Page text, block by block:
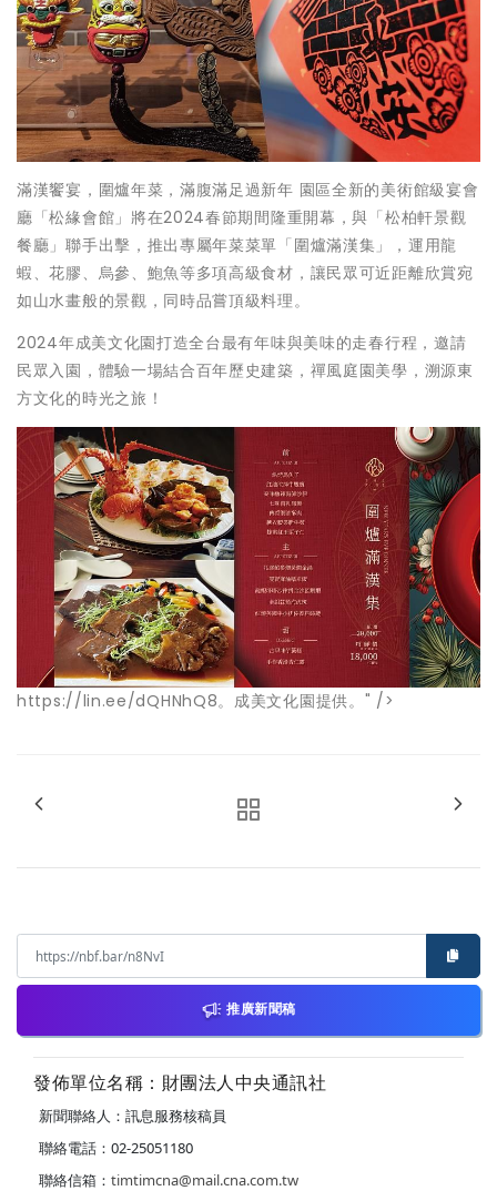
滿漢饗宴，圍爐年菜，滿腹滿足過新年 園區全新的美術館級宴會
廳「松緣會館」將在2024春節期間隆重開幕，與「松柏軒景觀
餐廳」聯手出擊，推出專屬年菜菜單「圍爐滿漢集」，運用龍
蝦、花膠、烏參、鮑魚等多項高級食材，讓民眾可近距離欣賞宛
如山水畫般的景觀，同時品嘗頂級料理。
2024年成美文化園打造全台最有年味與美味的走春行程，邀請
民眾入園，體驗一場結合百年歷史建築，禪風庭園美學，溯源東
方文化的時光之旅！
https://lin.ee/dQHNhQ8。成美文化園提供。" />
推廣新聞稿
發佈單位名稱：財團法人中央通訊社
新聞聯絡人：訊息服務核稿員
聯絡電話：02-25051180
聯絡信箱： timtimcna@mail.cna.com.tw